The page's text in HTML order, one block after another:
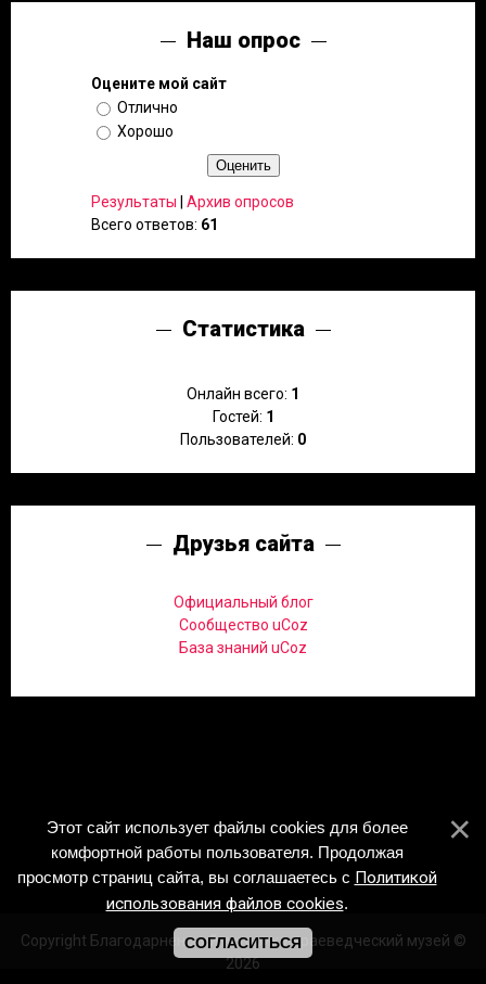
Наш опрос
Оцените мой сайт
Отлично
Хорошо
Результаты | Архив опросов
Всего ответов: 61
Статистика
Онлайн всего: 1
Гостей: 1
Пользователей: 0
Друзья сайта
Официальный блог
Сообщество uCoz
База знаний uCoz
Copyright Благодарненский историко-краеведческий музей ©
2026
Этот сайт использует файлы cookies для более
комфортной работы пользователя. Продолжая
просмотр страниц сайта, вы соглашаетесь с Политикой
использования файлов cookies.
СОГЛАСИТЬСЯ